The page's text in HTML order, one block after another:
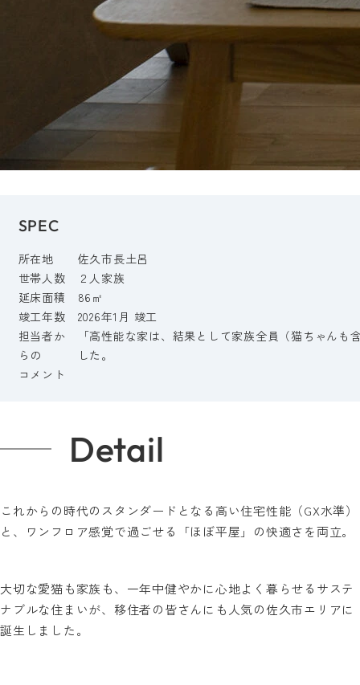
SPEC
所在地
佐久市長土呂
世帯人数
２人家族
延床面積
86㎡
竣工年数
2026年1月 竣工
担当者か
らの
コメント
「高性能な家は、結果として家族全員（猫ちゃん
した。
Detail
これからの時代のスタンダードとなる高い住宅性能（GX水準）
と、ワンフロア感覚で過ごせる「ほぼ平屋」の快適さを両立。
大切な愛猫も家族も、一年中健やかに心地よく暮らせるサステ
ナブルな住まいが、移住者の皆さんにも人気の佐久市エリアに
誕生しました。